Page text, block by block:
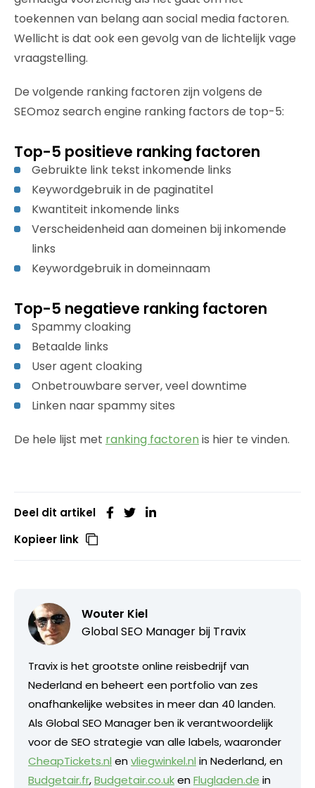
toekennen van belang aan social media factoren.
Wellicht is dat ook een gevolg van de lichtelijk vage
vraagstelling.
De volgende ranking factoren zijn volgens de
SEOmoz search engine ranking factors de top-5:
Top-5 positieve ranking factoren
Gebruikte link tekst inkomende links
Keywordgebruik in de paginatitel
Kwantiteit inkomende links
Verscheidenheid aan domeinen bij inkomende
links
Keywordgebruik in domeinnaam
Top-5 negatieve ranking factoren
Spammy cloaking
Betaalde links
User agent cloaking
Onbetrouwbare server, veel downtime
Linken naar spammy sites
De hele lijst met ranking factoren is hier te vinden.
Deel dit artikel
Kopieer link
Wouter Kiel
Global SEO Manager bij Travix
Travix is het grootste online reisbedrijf van
Nederland en beheert een portfolio van zes
onafhankelijke websites in meer dan 40 landen.
Als Global SEO Manager ben ik verantwoordelijk
voor de SEO strategie van alle labels, waaronder
CheapTickets.nl envliegwinkel.nl in Nederland, en
Budgetair.fr,Budgetair.co.ukenFlugladen.de in